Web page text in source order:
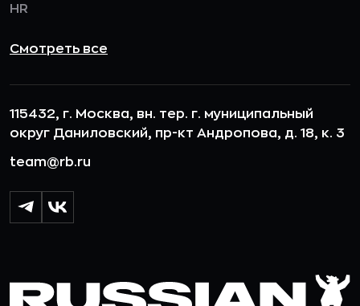
HR
Смотреть все
115432, г. Москва, вн. тер. г. муниципальный
округ Даниловский, пр-кт Андропова, д. 18, к. 3
team@rb.ru